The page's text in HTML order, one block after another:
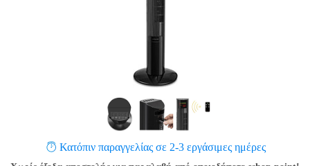
Κατόπιν παραγγελίας σε 2-3 εργάσιμες ημέρες